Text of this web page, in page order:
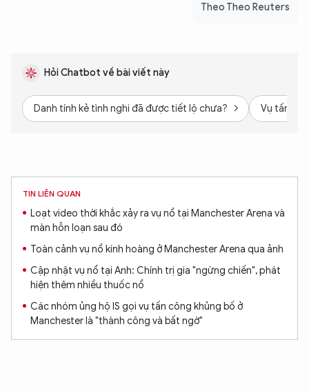
Theo Theo Reuters
Hỏi Chatbot về bài viết này
Danh tính kẻ tình nghi đã được tiết lộ chưa? Vụ tấn
TIN LIÊN QUAN
Loạt video thời khắc xảy ra vụ nổ tại Manchester Arena và
màn hỗn loạn sau đó
Toàn cảnh vụ nổ kinh hoàng ở Manchester Arena qua ảnh
Cập nhật vụ nổ tại Anh: Chính trị gia "ngừng chiến", phát
hiện thêm nhiều thuốc nổ
Các nhóm ủng hộ IS gọi vụ tấn công khủng bố ở
Manchester là "thành công và bất ngờ"